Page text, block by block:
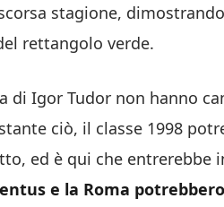
stagione,
rettangolo verde.
di Igor Tudor non hanno
ciò, il classe 1998
ed è qui che entrerebbe
e la Roma